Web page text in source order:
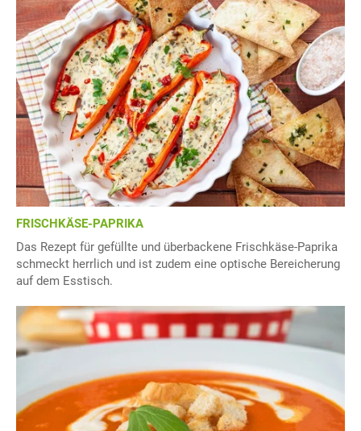
FRISCHKÄSE-PAPRIKA
Das Rezept für gefüllte und überbackene Frischkäse-Paprika
schmeckt herrlich und ist zudem eine optische Bereicherung
auf dem Esstisch.